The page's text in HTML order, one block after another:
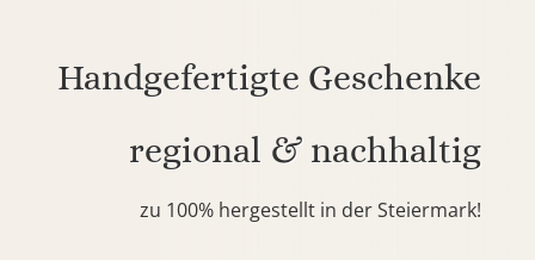
Handgefertigte Geschenke
regional & nachhaltig
zu 100% hergestellt in der Steiermark!